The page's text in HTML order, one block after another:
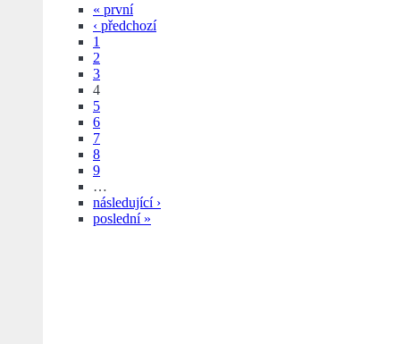
« první
‹ předchozí
1
2
3
4
5
6
7
8
9
…
následující ›
poslední »